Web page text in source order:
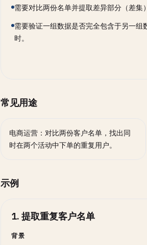
需要对比两份名单并提取差异部分（差集
需要验证一组数据是否完全包含于另一组
时。
常见用途
电商运营：对比两份客户名单，找出同
时在两个活动中下单的重复用户。
示例
1. 提取重复客户名单
背景